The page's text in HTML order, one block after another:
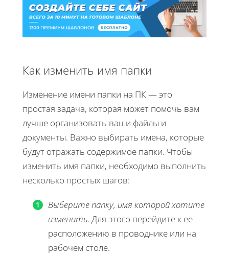
Как изменить имя папки
Изменение имени папки на ПК — это
простая задача, которая может помочь вам
лучше организовать ваши файлы и
документы. Важно выбирать имена, которые
будут отражать содержимое папки. Чтобы
изменить имя папки, необходимо выполнить
несколько простых шагов:
Выберите папку, имя которой хотите
изменить. Для этого перейдите к ее
расположению в проводнике или на
рабочем столе.